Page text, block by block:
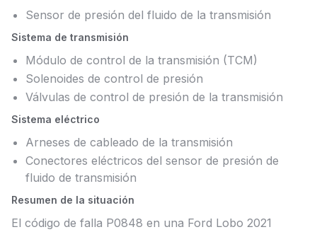
Sensor de presión del fluido de la transmisión
Sistema de transmisión
Módulo de control de la transmisión (TCM)
Solenoides de control de presión
Válvulas de control de presión de la transmisión
Sistema eléctrico
Arneses de cableado de la transmisión
Conectores eléctricos del sensor de presión de
fluido de transmisión
Resumen de la situación
El código de falla P0848 en una Ford Lobo 2021